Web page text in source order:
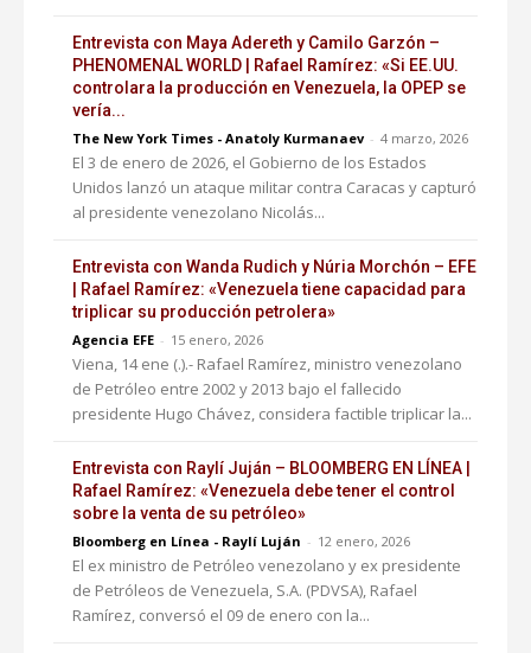
Entrevista con Maya Adereth y Camilo Garzón –
PHENOMENAL WORLD | Rafael Ramírez: «Si EE.UU.
controlara la producción en Venezuela, la OPEP se
vería...
The New York Times - Anatoly Kurmanaev - 4 marzo, 2026
El 3 de enero de 2026, el Gobierno de los Estados
Unidos lanzó un ataque militar contra Caracas y capturó
al presidente venezolano Nicolás...
Entrevista con Wanda Rudich y Núria Morchón – EFE
| Rafael Ramírez: «Venezuela tiene capacidad para
triplicar su producción petrolera»
Agencia EFE - 15 enero, 2026
Viena, 14 ene (.).- Rafael Ramírez, ministro venezolano
de Petróleo entre 2002 y 2013 bajo el fallecido
presidente Hugo Chávez, considera factible triplicar la...
Entrevista con Raylí Juján – BLOOMBERG EN LÍNEA |
Rafael Ramírez: «Venezuela debe tener el control
sobre la venta de su petróleo»
Bloomberg en Línea - Raylí Luján - 12 enero, 2026
El ex ministro de Petróleo venezolano y ex presidente
de Petróleos de Venezuela, S.A. (PDVSA), Rafael
Ramírez, conversó el 09 de enero con la...